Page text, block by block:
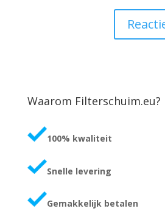
Waarom Filterschuim.eu?
100% kwaliteit
Snelle levering
Gemakkelijk betalen